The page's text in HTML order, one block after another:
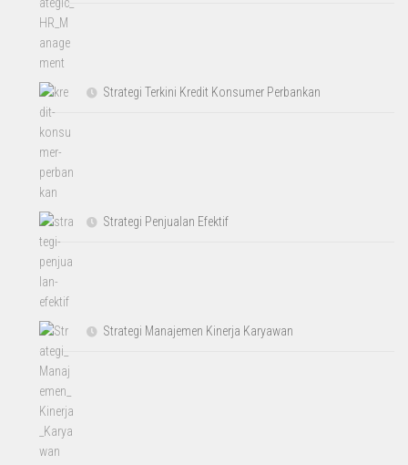
Strategi Terkini Kredit Konsumer Perbankan
Strategi Penjualan Efektif
Strategi Manajemen Kinerja Karyawan